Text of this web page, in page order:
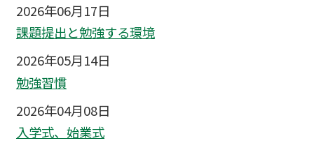
2026年06月17日
課題提出と勉強する環境
2026年05月14日
勉強習慣
2026年04月08日
入学式、始業式